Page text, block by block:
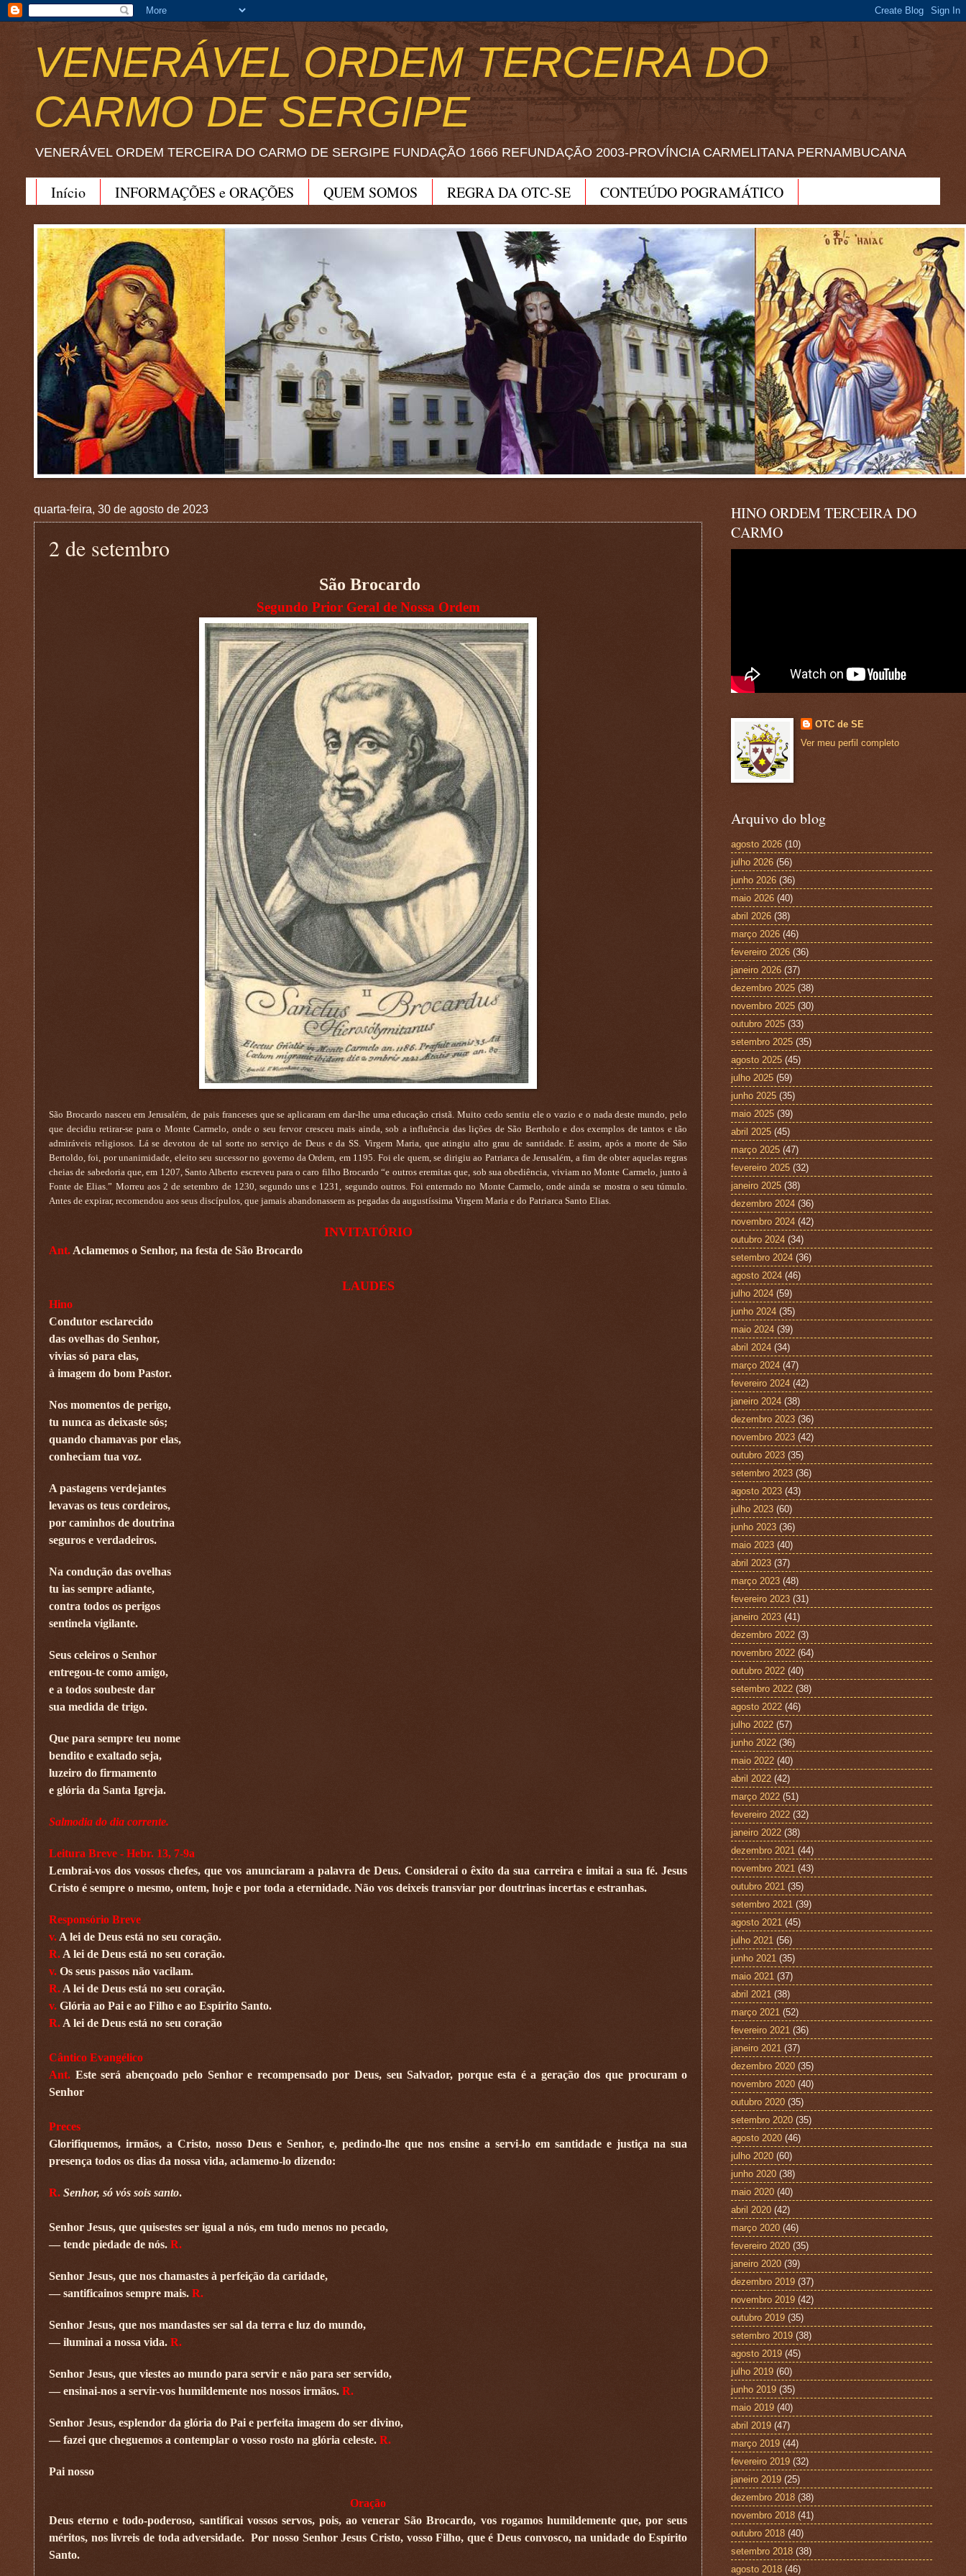
VENERÁVEL ORDEM TERCEIRA DO
CARMO DE SERGIPE
VENERÁVEL ORDEM TERCEIRA DO CARMO DE SERGIPE FUNDAÇÃO 1666 REFUNDAÇÃO 2003-PROVÍNCIA CARMELITANA PERNAMBUCANA
Início INFORMAÇÕES e ORAÇÕES QUEM SOMOS REGRA DA OTC-SE
CONTEÚDO POGRAMÁTICO
quarta-feira, 30 de agosto de 2023
2 de setembro
São Brocardo
Segundo Prior Geral de Nossa Ordem
São Brocardo nasceu em Jerusalém, de pais franceses que se aplicaram em dar-lhe uma educação cristã. Muito cedo sentiu ele o vazio e o nada deste mundo, pelo
que decidiu retirar-se para o Monte Carmelo, onde o seu fervor cresceu mais ainda, sob a influência das lições de São Bertholo e dos exemplos de tantos e tão
admiráveis religiosos. Lá se devotou de tal sorte no serviço de Deus e da SS. Virgem Maria, que atingiu alto grau de santidade. E assim, após a morte de São
Bertoldo, foi, por unanimidade, eleito seu sucessor no governo da Ordem, em 1195. Foi ele quem, se dirigiu ao Patriarca de Jerusalém, a fim de obter aquelas regras
cheias de sabedoria que, em 1207, Santo Alberto escreveu para o caro filho Brocardo “e outros eremitas que, sob sua obediência, viviam no Monte Carmelo, junto à
Fonte de Elias.” Morreu aos 2 de setembro de 1230, segundo uns e 1231, segundo outros. Foi enterrado no Monte Carmelo, onde ainda se mostra o seu túmulo.
Antes de expirar, recomendou aos seus discípulos, que jamais abandonassem as pegadas da augustíssima Virgem Maria e do Patriarca Santo Elias.
INVITATÓRIO
Ant. Aclamemos o Senhor, na festa de São Brocardo
LAUDES
Hino
Condutor esclarecido
das ovelhas do Senhor,
vivias só para elas,
à imagem do bom Pastor.
Nos momentos de perigo,
tu nunca as deixaste sós;
quando chamavas por elas,
conheciam tua voz.
A pastagens verdejantes
levavas os teus cordeiros,
por caminhos de doutrina
seguros e verdadeiros.
Na condução das ovelhas
tu ias sempre adiante,
contra todos os perigos
sentinela vigilante.
Seus celeiros o Senhor
entregou-te como amigo,
e a todos soubeste dar
sua medida de trigo.
Que para sempre teu nome
bendito e exaltado seja,
luzeiro do firmamento
e glória da Santa Igreja.
Salmodia do dia corrente.
Leitura Breve - Hebr. 13, 7-9a
Lembrai-vos dos vossos chefes, que vos anunciaram a palavra de Deus. Considerai o êxito da sua carreira e imitai a sua fé. Jesus
Cristo é sempre o mesmo, ontem, hoje e por toda a eternidade. Não vos deixeis transviar por doutrinas incertas e estranhas.
Responsório Breve
v. A lei de Deus está no seu coração.
R. A lei de Deus está no seu coração.
v. Os seus passos não vacilam.
R. A lei de Deus está no seu coração.
v. Glória ao Pai e ao Filho e ao Espírito Santo.
R. A lei de Deus está no seu coração
Cântico Evangélico
Ant. Este será abençoado pelo Senhor e recompensado por Deus, seu Salvador, porque esta é a geração dos que procuram o
Senhor
Preces
Glorifiquemos, irmãos, a Cristo, nosso Deus e Senhor, e, pedindo-lhe que nos ensine a servi-lo em santidade e justiça na sua
presença todos os dias da nossa vida, aclamemo-lo dizendo:
R. Senhor, só vós sois santo.
Senhor Jesus, que quisestes ser igual a nós, em tudo menos no pecado,
— tende piedade de nós. R.
Senhor Jesus, que nos chamastes à perfeição da caridade,
— santificai­nos sempre mais. R.
Senhor Jesus, que nos mandastes ser sal da terra e luz do mundo,
— iluminai a nossa vida. R.
Senhor Jesus, que viestes ao mundo para servir e não para ser servido,
— ensinai-nos a servir-vos humildemente nos nossos irmãos. R.
Senhor Jesus, esplendor da glória do Pai e perfeita imagem do ser divino,
— fazei que cheguemos a contemplar o vosso rosto na glória celeste. R.
Pai nosso
Oração
Deus eterno e todo-poderoso, santificai vossos servos, pois, ao venerar São Brocardo, vos rogamos humildemente que, por seus
méritos, nos livreis de toda adversidade. Por nosso Senhor Jesus Cristo, vosso Filho, que é Deus convosco, na unidade do Espírito
Santo.
HINO ORDEM TERCEIRA DO
CARMO
OTC de SE
Ver meu perfil completo
Arquivo do blog
agosto 2026 (10)
julho 2026 (56)
junho 2026 (36)
maio 2026 (40)
abril 2026 (38)
março 2026 (46)
fevereiro 2026 (36)
janeiro 2026 (37)
dezembro 2025 (38)
novembro 2025 (30)
outubro 2025 (33)
setembro 2025 (35)
agosto 2025 (45)
julho 2025 (59)
junho 2025 (35)
maio 2025 (39)
abril 2025 (45)
março 2025 (47)
fevereiro 2025 (32)
janeiro 2025 (38)
dezembro 2024 (36)
novembro 2024 (42)
outubro 2024 (34)
setembro 2024 (36)
agosto 2024 (46)
julho 2024 (59)
junho 2024 (35)
maio 2024 (39)
abril 2024 (34)
março 2024 (47)
fevereiro 2024 (42)
janeiro 2024 (38)
dezembro 2023 (36)
novembro 2023 (42)
outubro 2023 (35)
setembro 2023 (36)
agosto 2023 (43)
julho 2023 (60)
junho 2023 (36)
maio 2023 (40)
abril 2023 (37)
março 2023 (48)
fevereiro 2023 (31)
janeiro 2023 (41)
dezembro 2022 (3)
novembro 2022 (64)
outubro 2022 (40)
setembro 2022 (38)
agosto 2022 (46)
julho 2022 (57)
junho 2022 (36)
maio 2022 (40)
abril 2022 (42)
março 2022 (51)
fevereiro 2022 (32)
janeiro 2022 (38)
dezembro 2021 (44)
novembro 2021 (43)
outubro 2021 (35)
setembro 2021 (39)
agosto 2021 (45)
julho 2021 (56)
junho 2021 (35)
maio 2021 (37)
abril 2021 (38)
março 2021 (52)
fevereiro 2021 (36)
janeiro 2021 (37)
dezembro 2020 (35)
novembro 2020 (40)
outubro 2020 (35)
setembro 2020 (35)
agosto 2020 (46)
julho 2020 (60)
junho 2020 (38)
maio 2020 (40)
abril 2020 (42)
março 2020 (46)
fevereiro 2020 (35)
janeiro 2020 (39)
dezembro 2019 (37)
novembro 2019 (42)
outubro 2019 (35)
setembro 2019 (38)
agosto 2019 (45)
julho 2019 (60)
junho 2019 (35)
maio 2019 (40)
abril 2019 (47)
março 2019 (44)
fevereiro 2019 (32)
janeiro 2019 (25)
dezembro 2018 (38)
novembro 2018 (41)
outubro 2018 (40)
setembro 2018 (38)
agosto 2018 (46)